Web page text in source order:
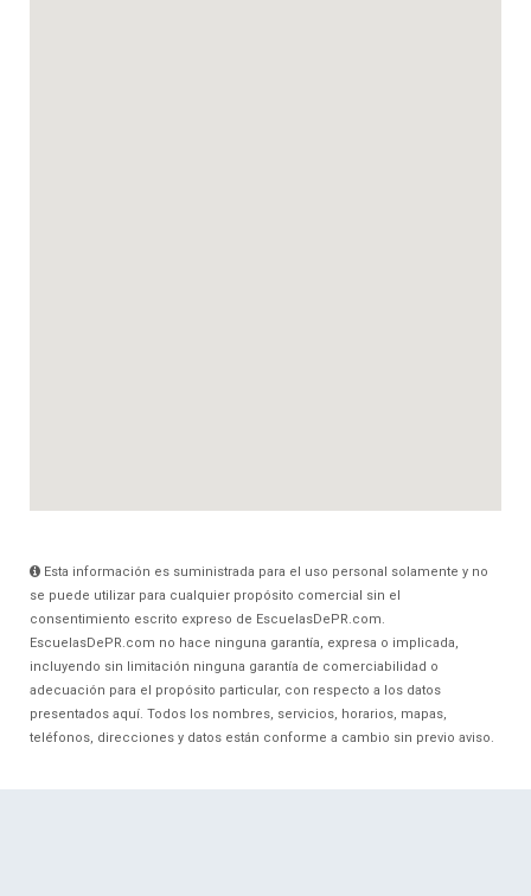
Esta información es suministrada para el uso personal solamente y no
se puede utilizar para cualquier propósito comercial sin el
consentimiento escrito expreso de EscuelasDePR.com.
EscuelasDePR.com no hace ninguna garantía, expresa o implicada,
incluyendo sin limitación ninguna garantía de comerciabilidad o
adecuación para el propósito particular, con respecto a los datos
presentados aquí. Todos los nombres, servicios, horarios, mapas,
teléfonos, direcciones y datos están conforme a cambio sin previo aviso.